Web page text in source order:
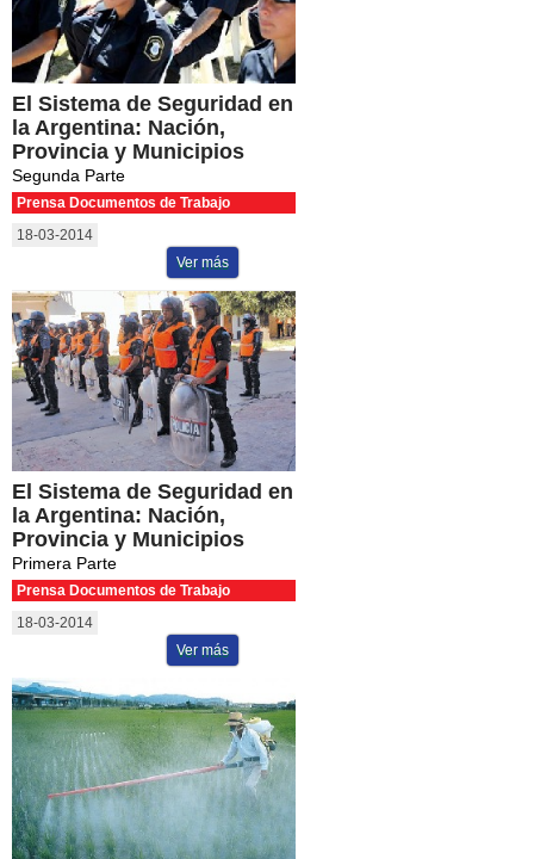
El Sistema de Seguridad en
la Argentina: Nación,
Provincia y Municipios
Segunda Parte
Prensa Documentos de Trabajo
18-03-2014
Ver más
El Sistema de Seguridad en
la Argentina: Nación,
Provincia y Municipios
Primera Parte
Prensa Documentos de Trabajo
18-03-2014
Ver más